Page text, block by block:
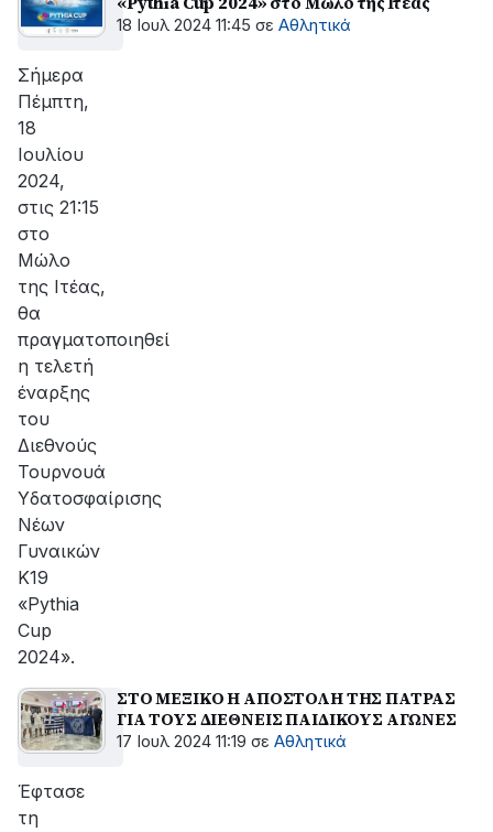
18 Ιουλ 2024 11:45 σε Αθλητικά
Σήμερα
Πέμπτη,
18
Ιουλίου
2024,
στις 21:15
στο
Μώλο
της Ιτέας,
θα
πραγματοποιηθεί
η τελετή
έναρξης
του
Διεθνούς
Τουρνουά
Υδατοσφαίρισης
Νέων
Γυναικών
Κ19
«Pythia
Cup
2024».
ΣΤΟ ΜΕΞΙΚΟ Η ΑΠΟΣΤΟΛΗ ΤΗΣ ΠΑΤΡΑΣ
ΓΙΑ ΤΟΥΣ ΔΙΕΘΝΕΙΣ ΠΑΙΔΙΚΟΥΣ ΑΓΩΝΕΣ
17 Ιουλ 2024 11:19 σε Αθλητικά
Έφτασε
τη